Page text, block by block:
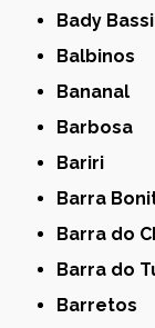
Bady
Balbinos
Bananal
Barbosa
Bariri
Barra
Barra do
Barra do
Barretos